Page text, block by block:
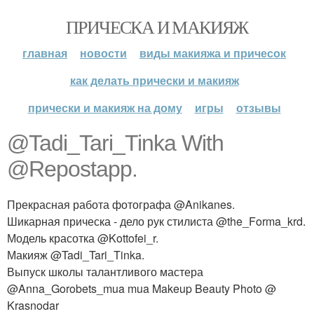
ПРИЧЕСКА И МАКИЯЖ
главная новости
виды макияжа и причесок
как делать прически и макияж
прически и макияж на дому
игры отзывы
@Tadi_Tari_Tinka With
@Repostapp.
Прекрасная работа фотографа @Anikanes.
Шикарная прическа - дело рук стилиста @the_Forma_krd.
Модель красотка @Kottofei_r.
Макияж @Tadi_Tari_Tinka.
Выпуск школы талантливого мастера
@Anna_Gorobets_mua mua Makeup Beauty Photo @
Krasnodar